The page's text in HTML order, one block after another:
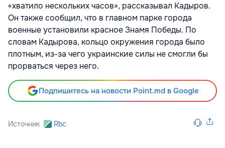
«хватило нескольких часов», рассказывал Кадыров.
Он также сообщил, что в главном парке города
военные установили красное Знамя Победы. По
словам Кадырова, кольцо окружения города было
плотным, из-за чего украинские силы не смогли бы
прорваться через него.
Подпишитесь на новости Point.md в Google
Источник Rbc